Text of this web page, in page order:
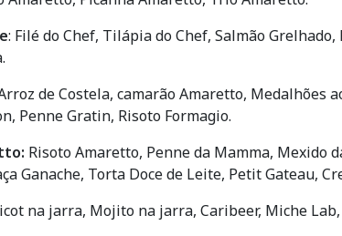
: Filé do Chef, Tilápia do Chef, Salmão
de Costela, camarão Amaretto, Medalhões
Penne Gratin, Risoto Formagio.
Risoto Amaretto, Penne da Mamma, Mexido
Ganache, Torta Doce de Leite, Petit Gateau,
na jarra, Mojito na jarra, Caribeer, Miche